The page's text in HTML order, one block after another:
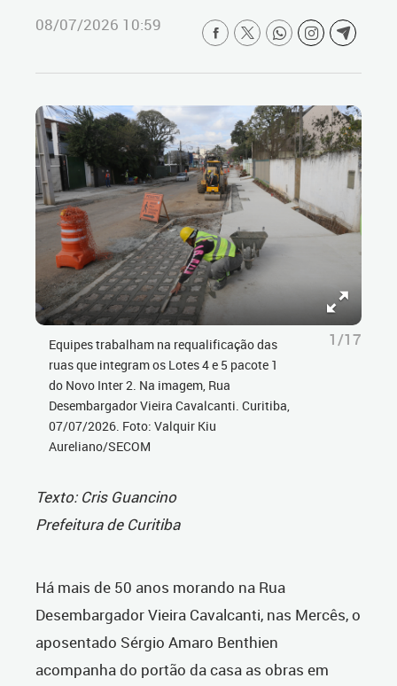
08/07/2026 10:59
Equipes trabalham na requalificação das
ruas que integram os Lotes 4 e 5 pacote 1
do Novo Inter 2. Na imagem, Rua
Desembargador Vieira Cavalcanti. Curitiba,
07/07/2026. Foto: Valquir Kiu
Aureliano/SECOM
1/17
Texto: Cris Guancino
Prefeitura de Curitiba
Há mais de 50 anos morando na Rua
Desembargador Vieira Cavalcanti, nas Mercês, o
aposentado Sérgio Amaro Benthien
acompanha do portão da casa as obras em